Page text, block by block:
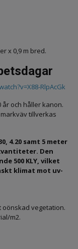
x 0,9 m bred.
RlpAcGk
år och håller kanon.
tillverkas
4.20 samt 5 meter
Den
500 KLY, vilket
klimat mot uv-
vegetation.
m2.